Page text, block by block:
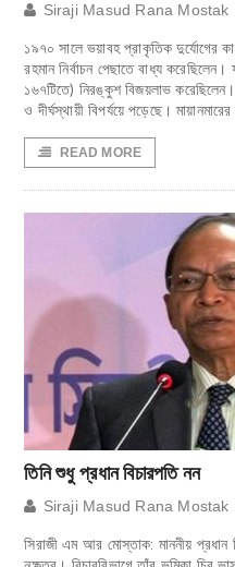
Siraji Masud Rana Mostak
১৯৭০ সালে ভয়াবহ প্রাকৃতিক দুর্যোগের
রহমান নির্বাচন পেছাতে বাধ্য
১৬৭টিতে) নিরঙ্কুশ বিজয়লাভ
ও দীর্ঘস্থায়ী বিপর্যয়ে পড়েছে। মায়ানমারের
READ MORE
তিনি শুধু প্রধান বিচারপতি নন
Siraji Masud Rana Mostak
সিরাজী এম আর মোস্তাক: মাননীয়